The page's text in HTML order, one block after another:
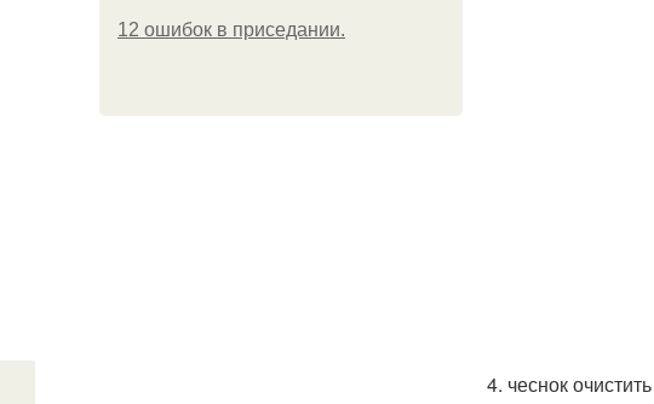
12 ошибок в приседании.
4. чеснок